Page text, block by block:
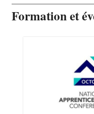
Formation et